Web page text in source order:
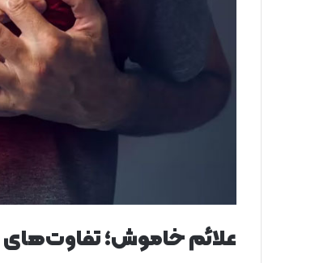
علائم خاموش؛